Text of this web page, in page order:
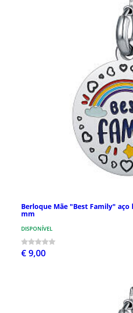
Berloque Mãe "Best Family"
mm
DISPONÍVEL
€ 9,00